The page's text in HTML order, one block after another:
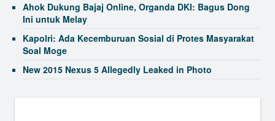
Ahok Dukung Bajaj Online, Organda DKI: Bagus Dong
Ini untuk Melay
Kapolri: Ada Kecemburuan Sosial di Protes Masyarakat
Soal Moge
New 2015 Nexus 5 Allegedly Leaked in Photo